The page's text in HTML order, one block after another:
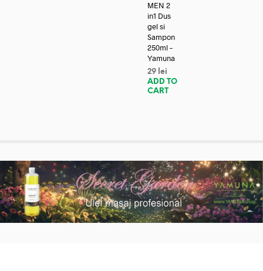
MEN 2
in1 Dus
gel si
Sampon
250ml –
Yamuna
29 lei
ADD TO
CART